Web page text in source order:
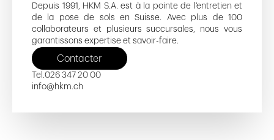
Depuis 1991, HKM S.A. est à la pointe de l'entretien et
de la pose de sols en Suisse. Avec plus de 100
collaborateurs et plusieurs succursales, nous vous
garantissons expertise et savoir-faire.
Contacter
Tel.026 347 20 00
info@hkm.ch